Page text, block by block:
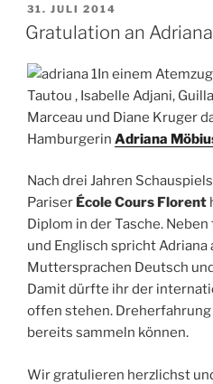
VERÖFFENTLICHT
AM
31. JULI 2014
Gratulation an
In einem
Tautou , Isabelle Adjani,
Marceau und Diane Kruger
Hamburgerin Adriana
Nach drei Jahren
Pariser École Cours Florent
Diplom in der Tasche.
und Englisch spricht Adriana
Muttersprachen Deutsch
Damit dürfte ihr der
offen stehen.
bereits sammeln können.
Wir gratulieren herzlichst